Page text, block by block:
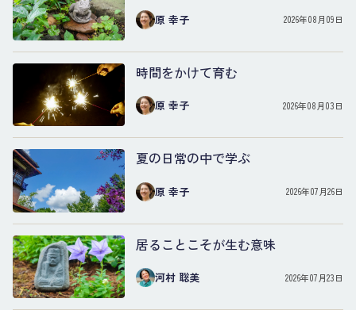
原 幸子 2026年08月09日
時間をかけて育む
原 幸子 2026年08月03日
夏の日常の中で学ぶ
原 幸子 2026年07月26日
居ることこそが生む意味
河村 聡美 2026年07月23日